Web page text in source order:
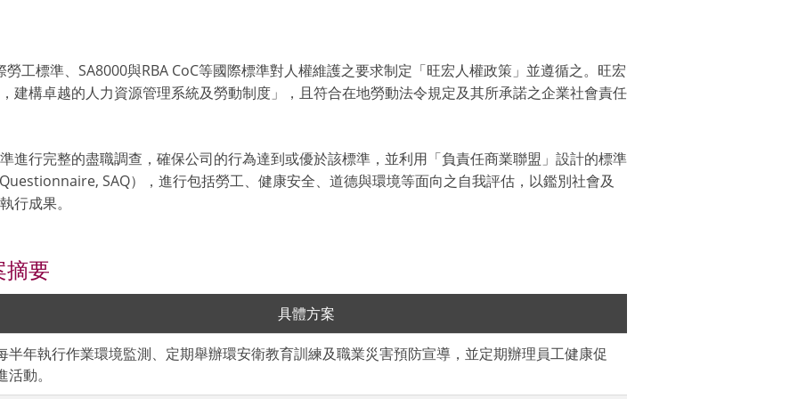
工標準、SA8000與RBA CoC等國際標準對人權維護之要求制定「旺宏人權政策」並遵循之。旺宏
建構卓越的人力資源管理系統及勞動制度」，且符合在地勞動法令規定及其所承諾之企業社會責任
進行完整的盡職調查，確保公司的行為達到或優於該標準，並利用「負責任商業聯盟」設計的標準
SAQ），進行包括勞工、健康安全、道德與環境等面向之自我評估，以鑑別社會及
行成果。
摘要
具體方案
半年執行作業環境監測、定期舉辦環安衛教育訓練及職業災害預防宣導，並定期辦理員工健康促
活動。